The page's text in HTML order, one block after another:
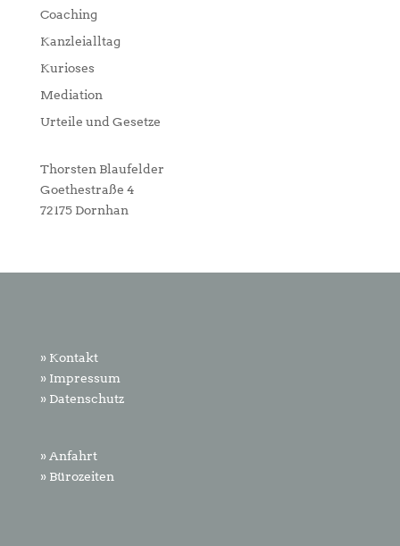
Coaching
Kanzleialltag
Kurioses
Mediation
Urteile und Gesetze
Thorsten Blaufelder
Goethestraße 4
72175 Dornhan
» Kontakt
» Impressum
» Datenschutz
» Anfahrt
» Bürozeiten